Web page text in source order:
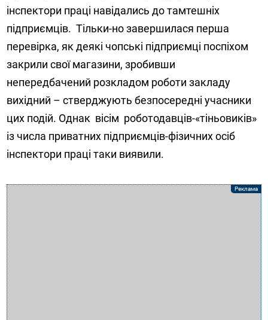
інспектори праці навідались до тамтешніх
підприємців. Тільки-но завершилася перша
перевірка, як деякі чопські підприємці поспіхом
закрили свої магазини, зробивши
непередбачений розкладом роботи закладу
вихідний – стверджують безпосередні учасники
цих подій. Однак вісім роботодавців-«тіньовиків»
із числа приватних підприємців-фізичних осіб
інспектори праці таки виявили.